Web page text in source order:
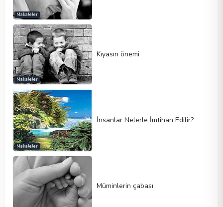
Makaleler
Makaleler
Kıyasın önemi
Makaleler
İnsanlar Nelerle İmtihan Edilir?
Müminlerin çabası